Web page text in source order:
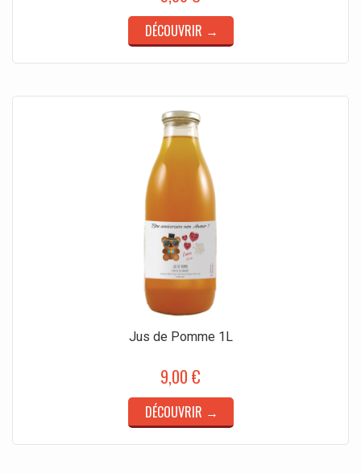
DÉCOUVRIR →
Jus de Pomme 1L
9,00 €
DÉCOUVRIR →